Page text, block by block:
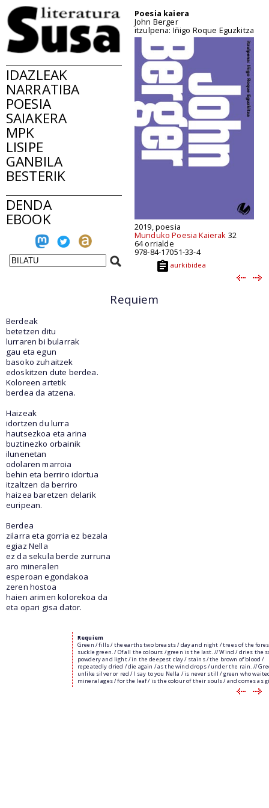
IDAZLEAK
NARRATIBA
POESIA
SAIAKERA
MPK
LISIPE
GANBILA
BESTERIK
DENDA
EBOOK
Poesia kaiera
John Berger
itzulpena: Iñigo Roque Eguzkitza
2019, poesia
Munduko Poesia Kaierak 32
64 orrialde
978-84-17051-33-4
aurkibidea
Requiem
Berdeak
betetzen ditu
lurraren bi bularrak
gau eta egun
basoko zuhaitzek
edoskitzen dute berdea.
Koloreen artetik
berdea da atzena.
Haizeak
idortzen du lurra
hautsezkoa eta arina
buztinezko orbainik
ilunenetan
odolaren marroia
behin eta berriro idortua
itzaltzen da berriro
haizea baretzen delarik
euripean.
Berdea
zilarra eta gorria ez bezala
egiaz Nella
ez da sekula berde zurruna
aro mineralen
esperoan egondakoa
zeren hostoa
haien arimen kolorekoa da
eta opari gisa dator.
Requiem
Green / fills / the earths two breasts / day and night / trees of the
suckle green. / Of all the colours / green is the last. // Wind / dries the
powdery and light / in the deepest clay / stains / the brown of blood /
repeatedly dried / die again / as the wind drops / under the rain. //
unlike silver or red / I say to you Nella / is never still / green who
mineral ages / for the leaf / is the colour of their souls / and comes as